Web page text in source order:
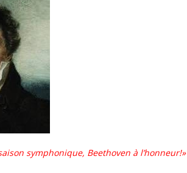
symphonique, Beethoven à l’honneur!»